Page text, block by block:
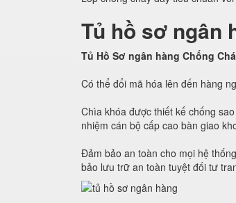
Tủ hồ sơ ngân
Tủ Hồ Sơ ngân hàng Chống
Có thể đổi mã hóa lên đến hàng
Chìa khóa được thiết kế chống
nhiệm cán bộ cấp cao bàn giao
Đảm bảo an toàn cho mọi hệ
bảo lưu trữ an toàn tuyệt đối tư